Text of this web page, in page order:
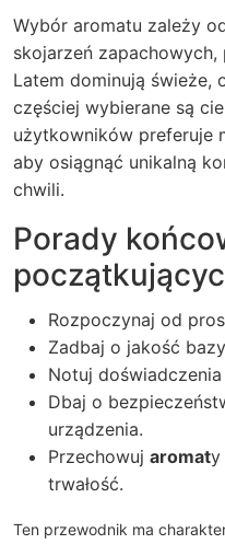
Wybór aromatu zależy
skojarzeń
Latem dominują świeże,
częściej wybierane są
użytkowników preferuje
aby osiągnąć unikalną
chwili.
Porady
Rozpoczynaj od
Zadbaj o jakość
Notuj
Dbaj o
urządzenia.
Przechowuj aromaty
trwałość.
Ten przewodnik ma